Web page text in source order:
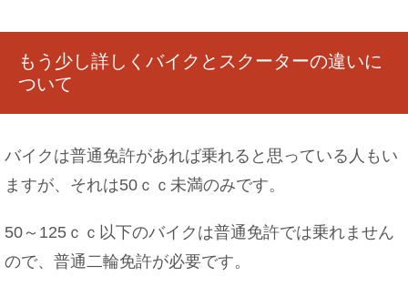
コオロギの飼育・繁殖方法！繁殖の手順と育て
方・孵化しない原因
焼きそばに入れる豚肉はどの部位が一番？専門家
もう少し詳しくバイクとスクーターの違いに
ついて
バイクは普通免許があれば乗れると思っている人もい
ますが、それは50ｃｃ未満のみです。
50～125ｃｃ以下のバイクは普通免許では乗れません
ので、普通二輪免許が必要です。